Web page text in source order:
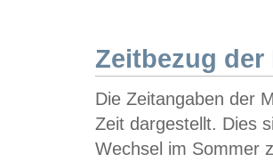
Zeitbezug der
Die Zeitangaben der
Zeit dargestellt. Dies
Wechsel im Sommer